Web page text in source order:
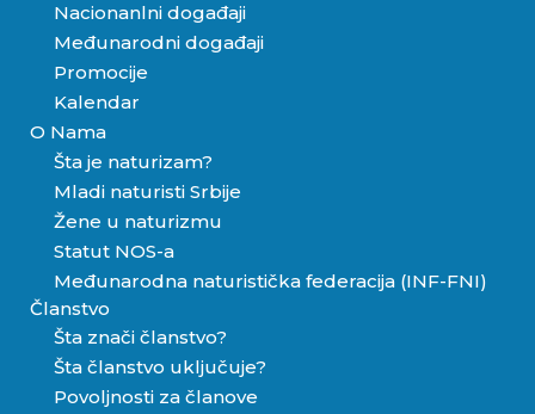
Nacionanlni događaji
Međunarodni događaji
Promocije
Kalendar
O Nama
Šta je naturizam?
Mladi naturisti Srbije
Žene u naturizmu
Statut NOS-a
Međunarodna naturistička federacija (INF-FNI)
Članstvo
Šta znači članstvo?
Šta članstvo uključuje?
Povoljnosti za članove